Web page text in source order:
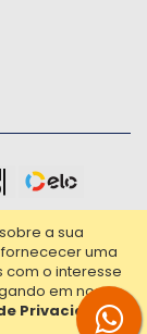
a sua
uma
com o interesse
em nosso
Privacidade.